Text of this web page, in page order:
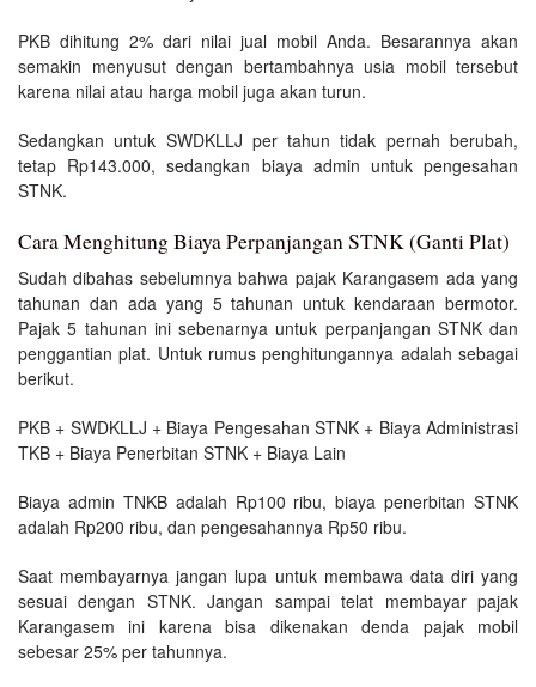
PKB dihitung 2% dari nilai jual mobil Anda. Besarannya akan
semakin menyusut dengan bertambahnya usia mobil tersebut
karena nilai atau harga mobil juga akan turun.
Sedangkan untuk SWDKLLJ per tahun tidak pernah berubah,
tetap Rp143.000, sedangkan biaya admin untuk pengesahan
STNK.
Cara Menghitung Biaya Perpanjangan STNK (Ganti Plat)
Sudah dibahas sebelumnya bahwa pajak Karangasem ada yang
tahunan dan ada yang 5 tahunan untuk kendaraan bermotor.
Pajak 5 tahunan ini sebenarnya untuk perpanjangan STNK dan
penggantian plat. Untuk rumus penghitungannya adalah sebagai
berikut.
PKB + SWDKLLJ + Biaya Pengesahan STNK + Biaya Administrasi
TKB + Biaya Penerbitan STNK + Biaya Lain
Biaya admin TNKB adalah Rp100 ribu, biaya penerbitan STNK
adalah Rp200 ribu, dan pengesahannya Rp50 ribu.
Saat membayarnya jangan lupa untuk membawa data diri yang
sesuai dengan STNK. Jangan sampai telat membayar pajak
Karangasem ini karena bisa dikenakan denda pajak mobil
sebesar 25% per tahunnya.